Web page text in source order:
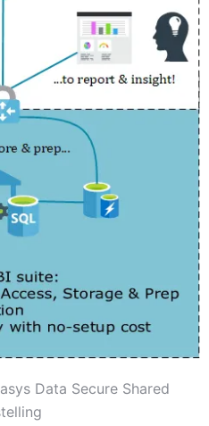
Data Secure Shared